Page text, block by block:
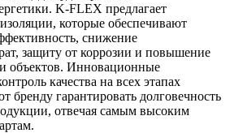
K-FLEX предлагает
которые обеспечивают
снижение
защиту от коррозии и повышение
объектов. Инновационные
качества на всех этапах
бренду гарантировать долговечность
отвечая самым высоким